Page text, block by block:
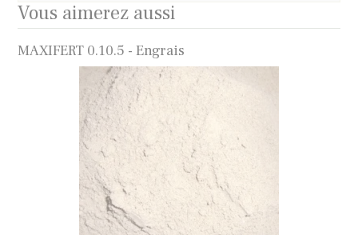
Vous aimerez aussi
MAXIFERT 0.10.5 - Engrais